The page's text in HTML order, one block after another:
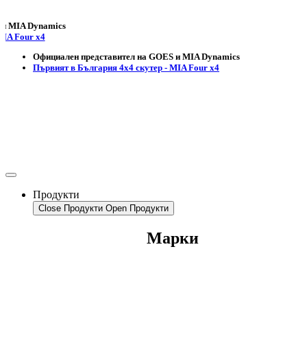
x4
Официален представител на GOES и MIA Dynamics
Първият в България 4х4 скутер - MIA Four x4
Продукти
Close Продукти Open Продукти
Марки